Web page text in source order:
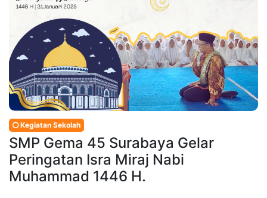
Kegiatan Sekolah
SMP Gema 45 Surabaya Gelar
Peringatan Isra Miraj Nabi
Muhammad 1446 H.